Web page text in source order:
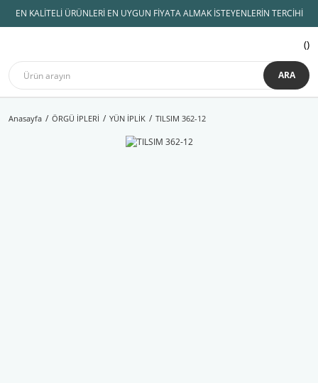
EN KALİTELİ ÜRÜNLERİ EN UYGUN FİYATA ALMAK İSTEYENLERİN TERCİHİ
ARA
Anasayfa ÖRGÜ İPLERİ YÜN İPLİK TILSIM 362-12